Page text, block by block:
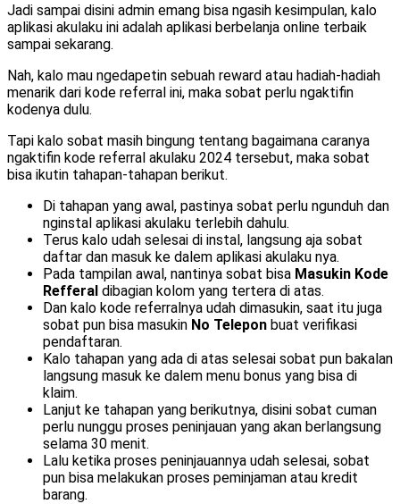
Jadi sampai disini admin emang bisa ngasih kesimpulan, kalo
aplikasi akulaku ini adalah aplikasi berbelanja online terbaik
sampai sekarang.
Nah, kalo mau ngedapetin sebuah reward atau hadiah-hadiah
menarik dari kode referral ini, maka sobat perlu ngaktifin
kodenya dulu.
Tapi kalo sobat masih bingung tentang bagaimana caranya
ngaktifin kode referral akulaku 2024 tersebut, maka sobat
bisa ikutin tahapan-tahapan berikut.
Di tahapan yang awal, pastinya sobat perlu ngunduh dan
nginstal aplikasi akulaku terlebih dahulu.
Terus kalo udah selesai di instal, langsung aja sobat
daftar dan masuk ke dalem aplikasi akulaku nya.
Pada tampilan awal, nantinya sobat bisa Masukin Kode
Refferal dibagian kolom yang tertera di atas.
Dan kalo kode referralnya udah dimasukin, saat itu juga
sobat pun bisa masukin No Telepon buat verifikasi
pendaftaran.
Kalo tahapan yang ada di atas selesai sobat pun bakalan
langsung masuk ke dalem menu bonus yang bisa di
klaim.
Lanjut ke tahapan yang berikutnya, disini sobat cuman
perlu nunggu proses peninjauan yang akan berlangsung
selama 30 menit.
Lalu ketika proses peninjauannya udah selesai, sobat
pun bisa melakukan proses peminjaman atau kredit
barang.